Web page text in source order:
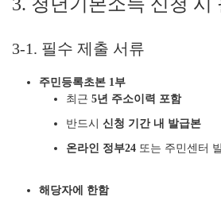
3-1. 필수 제출 서류
주민등록초본 1부
최근 5년 주소이력 포함
반드시 신청 기간 내 발급본
온라인 정부24 또는 주민센터
해당자에 한함